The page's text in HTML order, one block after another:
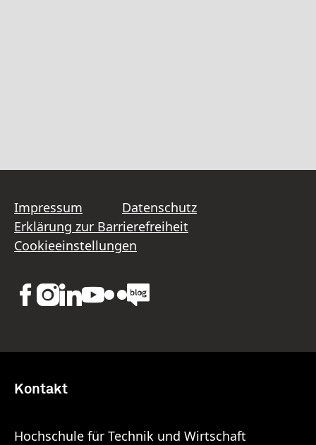
Impressum
Datenschutz
Erklärung zur Barrierefreiheit
Cookieeinstellungen
Kontakt
Hochschule für Technik und Wirtschaft